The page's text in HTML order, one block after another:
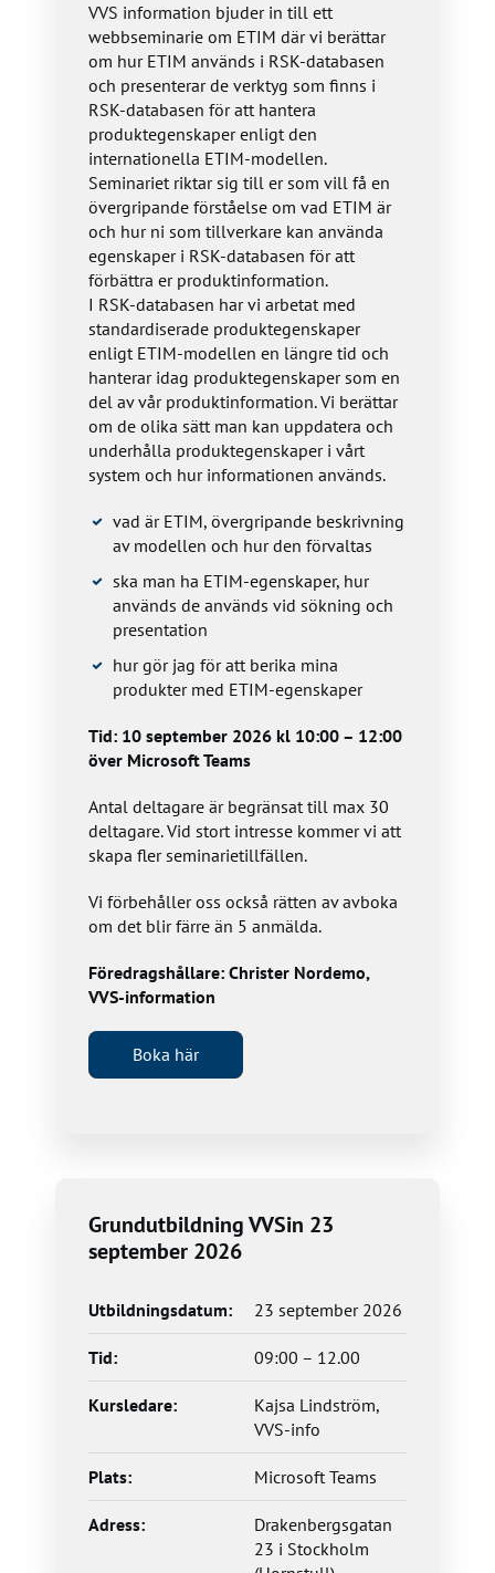
VVS information bjuder in till ett
webbseminarie om ETIM där vi berättar
om hur ETIM används i RSK-databasen
och presenterar de verktyg som finns i
RSK-databasen för att hantera
produktegenskaper enligt den
internationella ETIM-modellen.
Seminariet riktar sig till er som vill få en
övergripande förståelse om vad ETIM är
och hur ni som tillverkare kan använda
egenskaper i RSK-databasen för att
förbättra er produktinformation.
I RSK-databasen har vi arbetat med
standardiserade produktegenskaper
enligt ETIM-modellen en längre tid och
hanterar idag produktegenskaper som en
del av vår produktinformation. Vi berättar
om de olika sätt man kan uppdatera och
underhålla produktegenskaper i vårt
system och hur informationen används.
vad är ETIM, övergripande beskrivning
av modellen och hur den förvaltas
ska man ha ETIM-egenskaper, hur
används de används vid sökning och
presentation
hur gör jag för att berika mina
produkter med ETIM-egenskaper
Tid: 10 september 2026 kl 10:00 – 12:00
över Microsoft Teams
Antal deltagare är begränsat till max 30
deltagare. Vid stort intresse kommer vi att
skapa fler seminarietillfällen.
Vi förbehåller oss också rätten av avboka
om det blir färre än 5 anmälda.
Föredragshållare: Christer Nordemo,
VVS-information
Boka här
Grundutbildning VVSin 23
september 2026
Utbildningsdatum: 23 september 2026
Tid: 09:00 – 12.00
Kursledare:
Kajsa Lindström,
VVS-info
Plats: Microsoft Teams
Adress:
Drakenbergsgatan
23 i Stockholm